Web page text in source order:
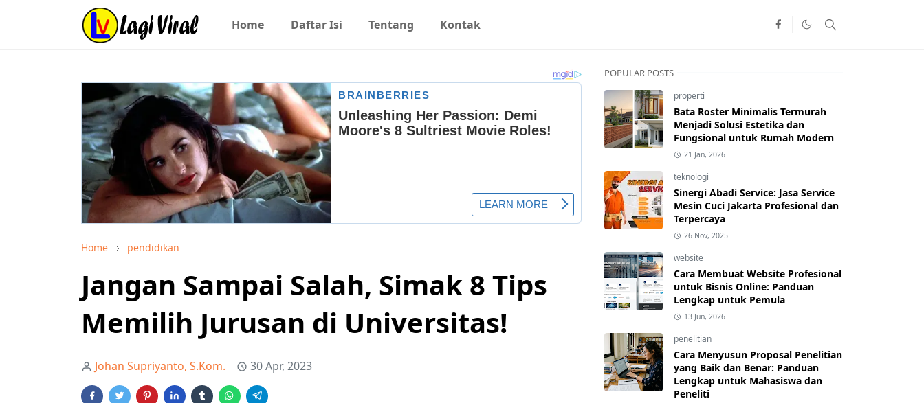
Home Daftar Isi Tentang Kontak
Home pendidikan
Jangan Sampai Salah, Simak 8 Tips
Memilih Jurusan di Universitas!
Johan Supriyanto, S.Kom. 30 Apr, 2023
POPULAR POSTS
properti
Bata Roster Minimalis Termurah
Menjadi Solusi Estetika dan
Fungsional untuk Rumah Modern
21 Jan, 2026
teknologi
Sinergi Abadi Service: Jasa Service
Mesin Cuci Jakarta Profesional dan
Terpercaya
26 Nov, 2025
website
Cara Membuat Website Profesional
untuk Bisnis Online: Panduan
Lengkap untuk Pemula
13 Jun, 2026
penelitian
Cara Menyusun Proposal Penelitian
yang Baik dan Benar: Panduan
Lengkap untuk Mahasiswa dan
Peneliti